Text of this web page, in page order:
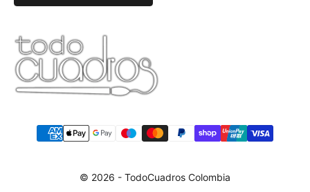
© 2026 - TodoCuadros Colombia